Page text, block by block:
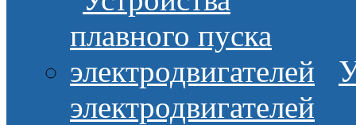
электродвигателей